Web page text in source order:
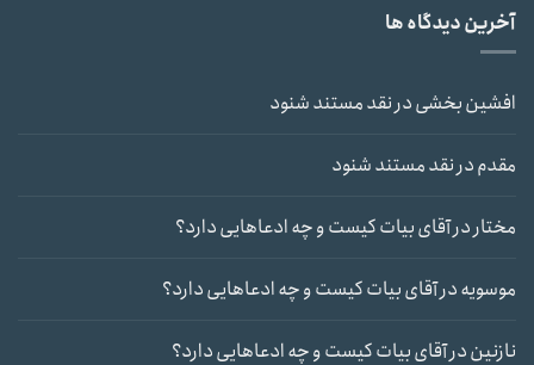
آخرین دیدگاه ها
افشین بخشیدرنقد مستند شنود
مقدمدرنقد مستند شنود
مختاردرآقای بیات کیست و چه ادعاهایی دارد؟
موسویهدرآقای بیات کیست و چه ادعاهایی دارد؟
نازنیندرآقای بیات کیست و چه ادعاهایی دارد؟